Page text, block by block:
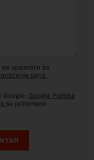
se upoznate sa
sajta.
Google Politika
su primenjeni.